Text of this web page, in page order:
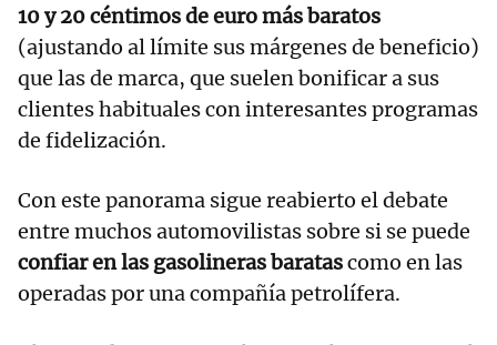
10 y 20 céntimos de euro más baratos
(ajustando al límite sus márgenes de beneficio)
que las de marca, que suelen bonificar a sus
clientes habituales con interesantes programas
de fidelización.
Con este panorama sigue reabierto el debate
entre muchos automovilistas sobre si se puede
confiar en las gasolineras baratascomo en las
operadas por una compañía petrolífera.